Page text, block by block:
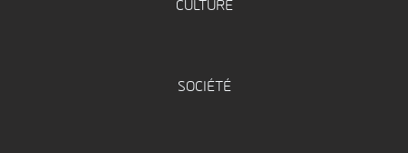
CULTURE
SOCIÉTÉ